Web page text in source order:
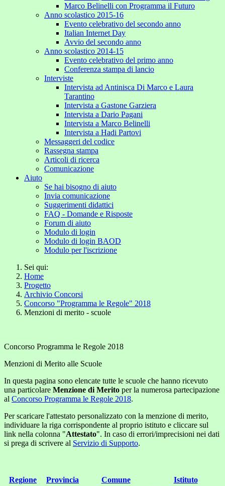
Marco Belinelli con Programma il Futuro
Anno scolastico 2015-16
Evento celebrativo del secondo anno
Italian Internet Day
Avvio del secondo anno
Anno scolastico 2014-15
Evento celebrativo del primo anno
Conferenza stampa di lancio
Interviste
Intervista ad Antinisca Di Marco e Laura
Tarantino
Intervista a Gastone Garziera
Intervista a Dario Pagani
Intervista a Marco Belinelli
Intervista a Hadi Partovi
Messaggeri del codice
Rassegna stampa
Articoli di ricerca
Comunicazione
Aiuto
Se hai bisogno di aiuto
Invia comunicazione
Suggerimenti didattici
FAQ - Domande e Risposte
Forum di aiuto
Modulo di login
Modulo di login BAOD
Modulo per l'iscrizione
Sei qui:
Home
Progetto
Archivio Concorsi
Concorso "Programma le Regole" 2018
Menzioni di merito - scuole
Concorso Programma le Regole 2018
Menzioni di Merito alle Scuole
In questa pagina sono elencate tutte le scuole che hanno ricevuto
una particolare Menzione di Merito per la numerosa partecipazione
al Concorso Programma le Regole 2018.
Per scaricare l'attestato personalizzato con la menzione di merito,
individuare la riga corrispondente al proprio istituto e cliccare sul
link nella colonna "Attestato". In caso di errori/imprecisioni nei dati
si prega di scrivere al Servizio di Supporto.
Regione Provincia Comune Istituto